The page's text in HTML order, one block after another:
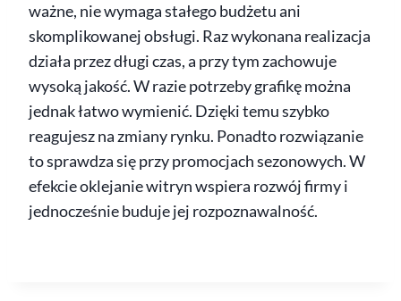
ważne, nie wymaga stałego budżetu ani
skomplikowanej obsługi. Raz wykonana realizacja
działa przez długi czas, a przy tym zachowuje
wysoką jakość. W razie potrzeby grafikę można
jednak łatwo wymienić. Dzięki temu szybko
reagujesz na zmiany rynku. Ponadto rozwiązanie
to sprawdza się przy promocjach sezonowych. W
efekcie oklejanie witryn wspiera rozwój firmy i
jednocześnie buduje jej rozpoznawalność.